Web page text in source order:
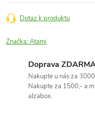
Dotaz k produktu
Značka:Atami
Doprava
Nakupte u nás za
Nakupte za 1500,- a
alzabox.